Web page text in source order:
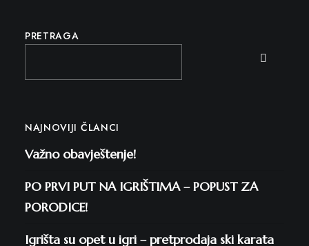
PRETRAGA
NAJNOVIJI ČLANCI
Važno obavještenje!
PO PRVI PUT NA IGRIŠTIMA – POPUST ZA
PORODICE!
Igrišta su opet u igri – pretprodaja ski karata